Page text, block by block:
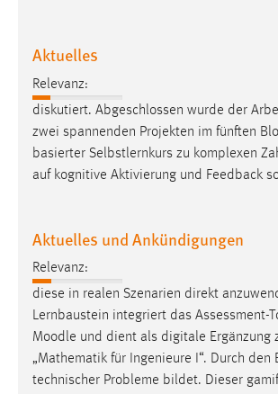
Aktuelles
Relevanz:
diskutiert. Abgeschlossen wurde der
zwei spannenden Projekten im fünften
basierter Selbstlernkurs zu komplexen
auf kognitive Aktivierung und Feedback
Aktuelles und Ankündigungen
Relevanz:
diese in realen Szenarien direkt
Lernbaustein integriert das Assessment-
Moodle und dient als digitale Ergänzung
„Mathematik für Ingenieure I“. Durch den
technischer Probleme bildet. Dieser
chat-frame-style-5e9dbeb1811c0446
Wird benötigt um die Chatfunktion nutzen
Cookie Laufzeit:
MibewSessionID, mibew-chat-frame-style-
Name:
fe_user, be_user, be_lastLoginProvider
Zweck:
Dieser Cookie ist notwendig um sich an
einloggen zu können.